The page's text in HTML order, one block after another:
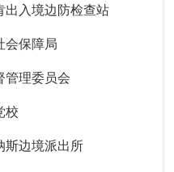
入境边防检查站
保障局
理委员会
校
边境派出所